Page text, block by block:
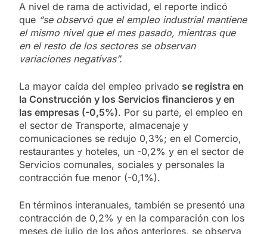
A nivel de rama de actividad, el reporte indicó
que “se observó que el empleo industrial mantiene
el mismo nivel que el mes pasado, mientras que
en el resto de los sectores se observan
variaciones negativas”.
La mayor caída del empleo privado se registra en
la Construcción y los Servicios financieros y en
las empresas (-0,5%). Por su parte, el empleo en
el sector de Transporte, almacenaje y
comunicaciones se redujo 0,3%; en el Comercio,
restaurantes y hoteles, un -0,2% y en el sector de
Servicios comunales, sociales y personales la
contracción fue menor (-0,1%).
En términos interanuales, también se presentó una
contracción de 0,2% y en la comparación con los
meses de julio de los años anteriores, se observa